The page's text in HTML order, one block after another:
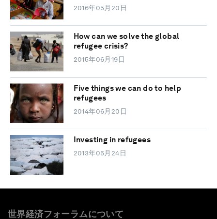
2016年05月20日
How can we solve the global
refugee crisis?
2015年06月19日
Five things we can do to help
refugees
2014年06月20日
Investing in refugees
2013年05月24日
世界経済フォーラムについて